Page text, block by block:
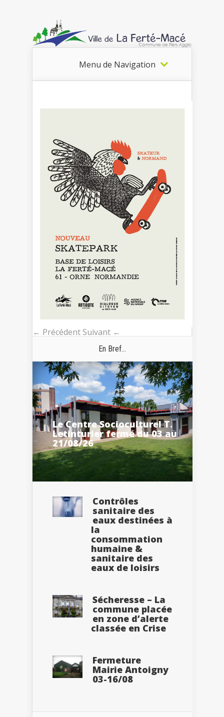
Menu de Navigation
← Précédent Suivant ←
En Bref...
Le Centre Socioculturel T.
Letinturier fermé du 03 au
21/08/26
Contrôles
sanitaire des
eaux destinées à
la
consommation
humaine &
sanitaire des
eaux de loisirs
Sécheresse – La
commune placée
en zone d’alerte
classée en Crise
Fermeture
Mairie Antoigny
03-16/08